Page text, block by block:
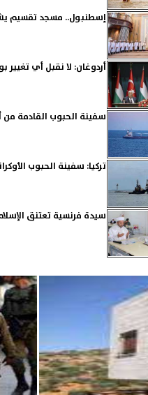
إسطنبول.. مسجد تقسيم
أردوغان: لا نقبل أي
سفينة الحبوب القادمة من
تركيا: سفينة الحبوب
سيدة فرنسية تعتنق